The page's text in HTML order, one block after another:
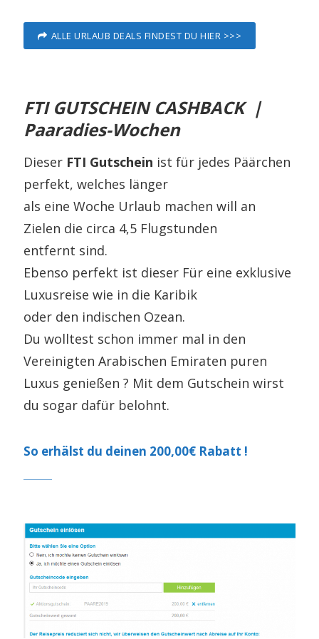
ALLE URLAUB DEALS FINDEST DU HIER >>>
FTI GUTSCHEIN CASHBACK |
Paaradies-Wochen
Dieser FTI Gutschein ist für jedes Päärchen
perfekt, welches länger
als eine Woche Urlaub machen will an
Zielen die circa 4,5 Flugstunden
entfernt sind.
Ebenso perfekt ist dieser Für eine exklusive
Luxusreise wie in die Karibik
oder den indischen Ozean.
Du wolltest schon immer mal in den
Vereinigten Arabischen Emiraten puren
Luxus genießen ? Mit dem Gutschein wirst
du sogar dafür belohnt.
So erhälst du deinen 200,00€ Rabatt !